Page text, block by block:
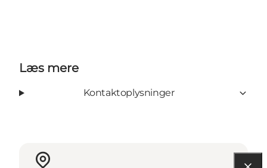
Læs mere
Kontaktoplysninger